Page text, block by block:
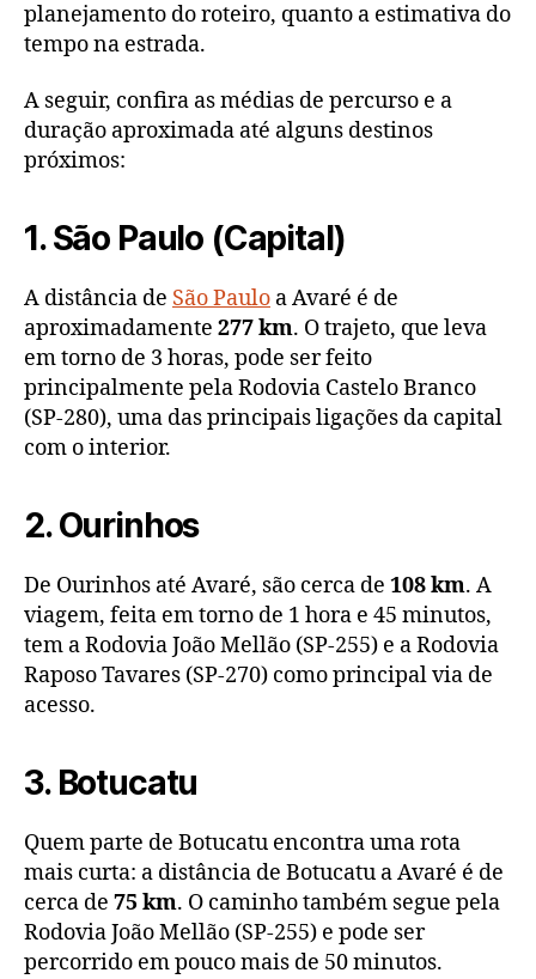
planejamento do roteiro, quanto a estimativa do
tempo na estrada.
A seguir, confira as médias de percurso e a
duração aproximada até alguns destinos
próximos:
1. São Paulo (Capital)
A distância de São Paulo a Avaré é de
aproximadamente 277 km. O trajeto, que leva
em torno de 3 horas, pode ser feito
principalmente pela Rodovia Castelo Branco
(SP-280), uma das principais ligações da capital
com o interior.
2. Ourinhos
De Ourinhos até Avaré, são cerca de 108 km. A
viagem, feita em torno de 1 hora e 45 minutos,
tem a Rodovia João Mellão (SP-255) e a Rodovia
Raposo Tavares (SP-270) como principal via de
acesso.
3. Botucatu
Quem parte de Botucatu encontra uma rota
mais curta: a distância de Botucatu a Avaré é de
cerca de 75 km. O caminho também segue pela
Rodovia João Mellão (SP-255) e pode ser
percorrido em pouco mais de 50 minutos.